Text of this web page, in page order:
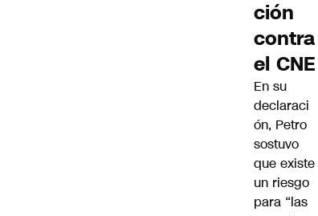
ción
contra
el CNE
En su
declaraci
ón, Petro
sostuvo
que existe
un riesgo
para “las